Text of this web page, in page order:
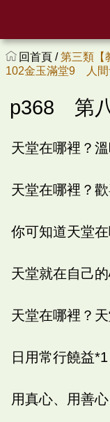
回首頁 /第三類【
102金玉滿堂9 人間
p368 第
天堂在哪裡？
天堂在哪裡？
你可知道天堂在
天堂就在自己的
天堂在哪裡？
日用常行饒益
用真心、用善